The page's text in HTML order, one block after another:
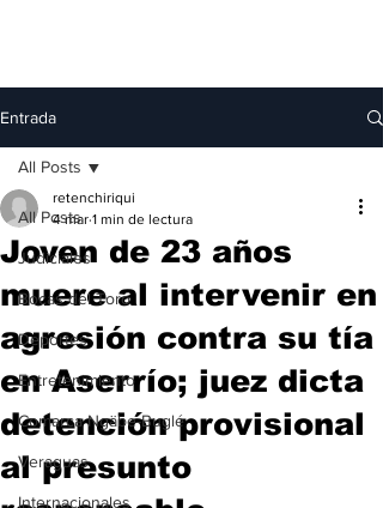
Entrada
All Posts
Judiciales
Bocas del Toro
Deportes
Entretenimiento
Comarca Ngäbe-Buglé
Veraguas
Internacionales
All Posts
Joven de 23 años
muere al intervenir en
agresión contra su tía
en Aserrío; juez dicta
detención provisional
al presunto
retenchiriqui
4 mar 1 min de lectura